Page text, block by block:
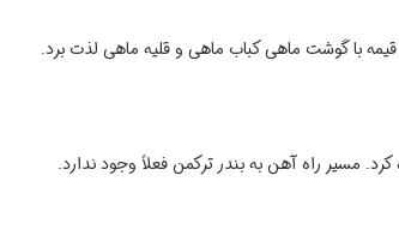
با گوشت ماهی کباب ماهی و قلیه ماهی لذت برد.
مسیر راه آهن به بندر ترکمن فعلاً وجود ندارد.